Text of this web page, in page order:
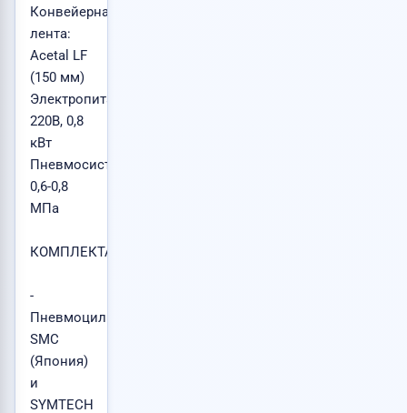
Конвейерная
лента:
Acetal LF
(150 мм)
Электропитание:
220В, 0,8
кВт
Пневмосистема:
0,6-0,8
МПа
КОМПЛЕКТАЦИЯ:
-
Пневмоцилиндры
SMC
(Япония)
и
SYMTECH